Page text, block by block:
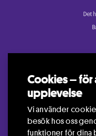
Cookies –
upplevelse
Vi använder
besök hos oss
funktioner för dina
Det